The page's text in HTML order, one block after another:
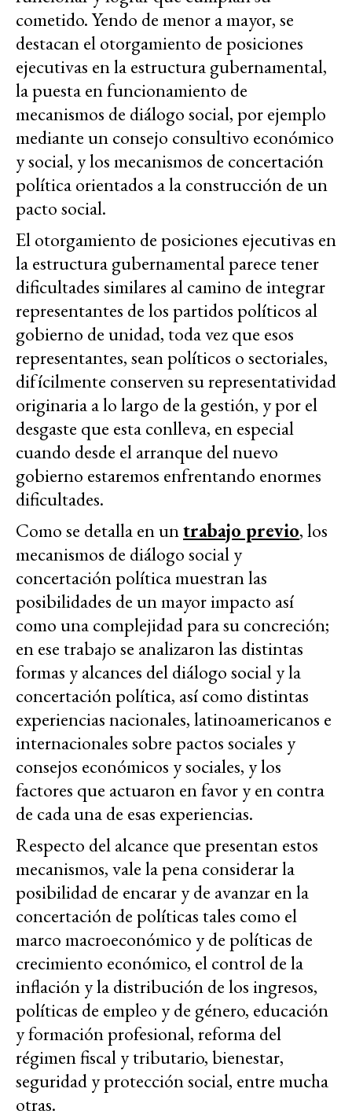
cometido. Yendo de menor a mayor, se
destacan el otorgamiento de posiciones
ejecutivas en la estructura gubernamental,
la puesta en funcionamiento de
mecanismos de diálogo social, por ejemplo
mediante un consejo consultivo económico
y social, y los mecanismos de concertación
política orientados a la construcción de un
pacto social.
El otorgamiento de posiciones ejecutivas en
la estructura gubernamental parece tener
dificultades similares al camino de integrar
representantes de los partidos políticos al
gobierno de unidad, toda vez que esos
representantes, sean políticos o sectoriales,
difícilmente conserven su representatividad
originaria a lo largo de la gestión, y por el
desgaste que esta conlleva, en especial
cuando desde el arranque del nuevo
gobierno estaremos enfrentando enormes
dificultades.
Como se detalla en untrabajo previo, los
mecanismos de diálogo social y
concertación política muestran las
posibilidades de un mayor impacto así
como una complejidad para su concreción;
en ese trabajo se analizaron las distintas
formas y alcances del diálogo social y la
concertación política, así como distintas
experiencias nacionales, latinoamericanos e
internacionales sobre pactos sociales y
consejos económicos y sociales, y los
factores que actuaron en favor y en contra
de cada una de esas experiencias.
Respecto del alcance que presentan estos
mecanismos, vale la pena considerar la
posibilidad de encarar y de avanzar en la
concertación de políticas tales como el
marco macroeconómico y de políticas de
crecimiento económico, el control de la
inflación y la distribución de los ingresos,
políticas de empleo y de género, educación
y formación profesional, reforma del
régimen fiscal y tributario, bienestar,
seguridad y protección social, entre mucha
otras.